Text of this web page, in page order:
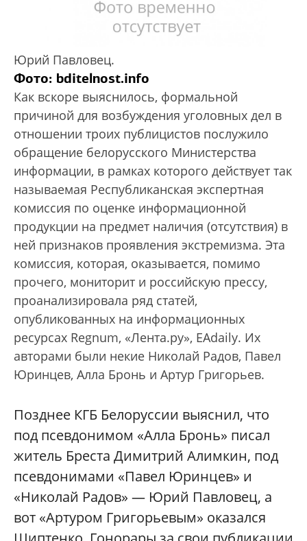
Юрий Павловец.
Фото: bditelnost.info
Как вскоре выяснилось, формальной
причиной для возбуждения уголовных дел в
отношении троих публицистов послужило
обращение белорусского Министерства
информации, в рамках которого действует так
называемая Республиканская экспертная
комиссия по оценке информационной
продукции на предмет наличия (отсутствия) в
ней признаков проявления экстремизма. Эта
комиссия, которая, оказывается, помимо
прочего, мониторит и российскую прессу,
проанализировала ряд статей,
опубликованных на информационных
ресурсах Regnum, «Лента.ру», ЕАdaily. Их
авторами были некие Николай Радов, Павел
Юринцев, Алла Бронь и Артур Григорьев.
Позднее КГБ Белоруссии выяснил, что
под псевдонимом «Алла Бронь» писал
житель Бреста Димитрий Алимкин, под
псевдонимами «Павел Юринцев» и
«Николай Радов» — Юрий Павловец, а
вот «Артуром Григорьевым» оказался